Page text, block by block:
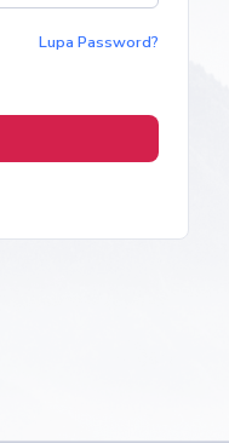
Lupa Password?